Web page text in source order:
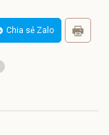
Chia sẻ Zalo